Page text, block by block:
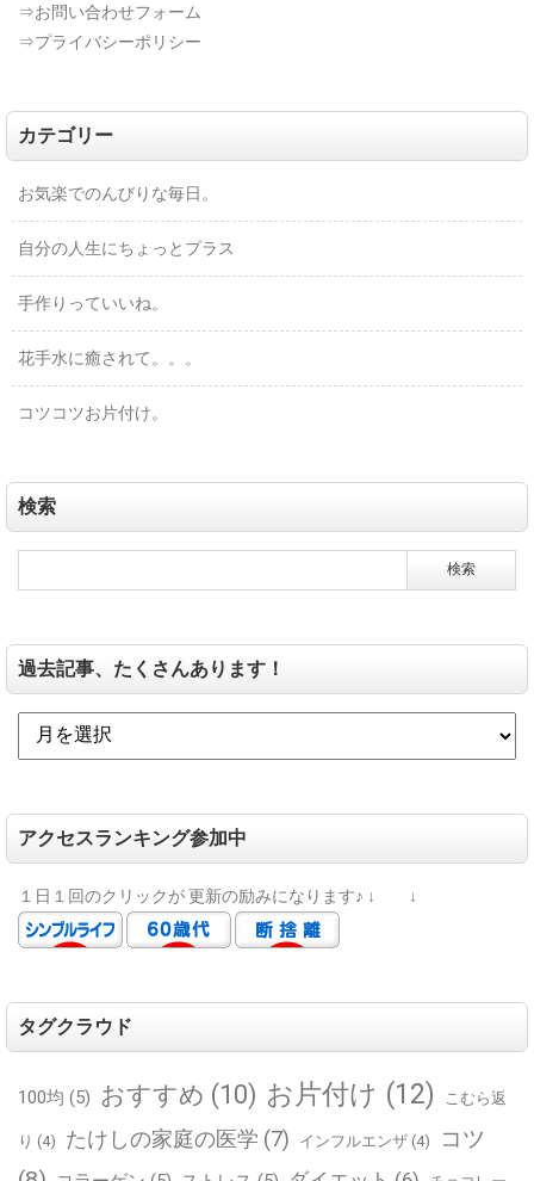
⇒お問い合わせフォーム
⇒プライバシーポリシー
カテゴリー
お気楽でのんびりな毎日。
自分の人生にちょっとプラス
手作りっていいね。
花手水に癒されて。。。
コツコツお片付け。
検索
過去記事、たくさんあります！
アクセスランキング参加中
１日１回のクリックが更新の励みになります♪ ↓ ↓
タグクラウド
100均 (5) おすすめ (10) お片付け (12) こむら返
り (4) たけしの家庭の医学 (7) インフルエンザ (4)
コツ